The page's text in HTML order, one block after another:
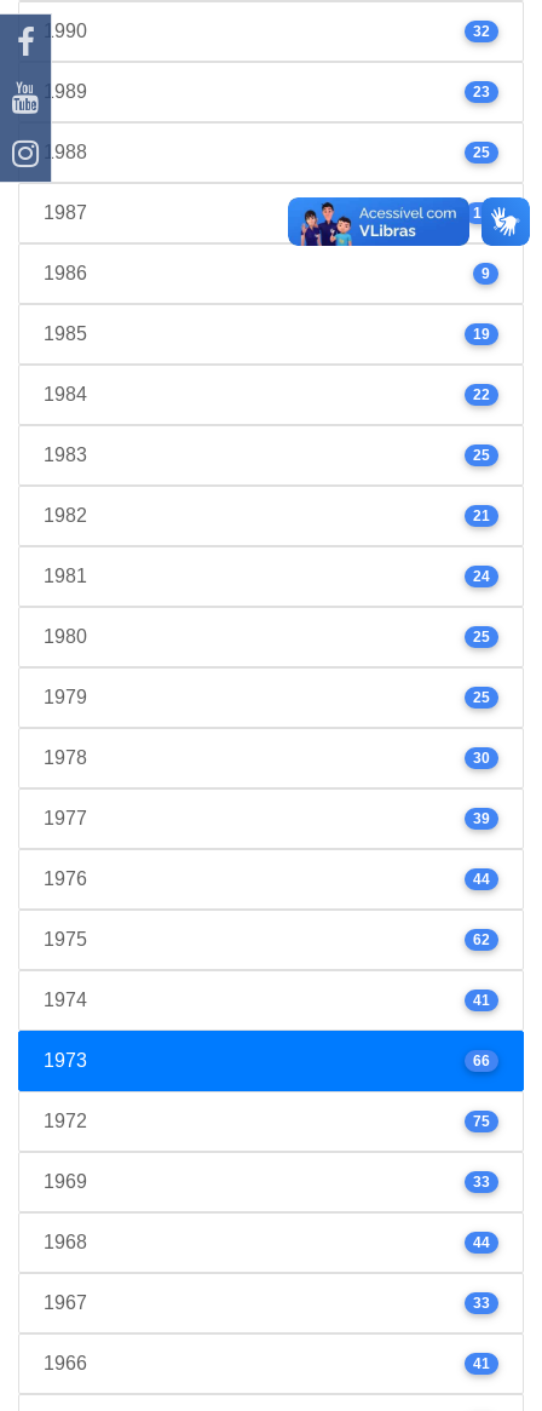
1990 32
1989 23
1988 25
1987 17
1986 9
1985 19
1984 22
1983 25
1982 21
1981 24
1980 25
1979 25
1978 30
1977 39
1976 44
1975 62
1974 41
1973 66
1972 75
1969 33
1968 44
1967 33
1966 41